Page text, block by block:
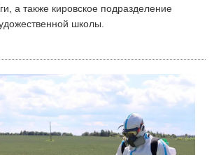
а также кировское подразделение
школы.